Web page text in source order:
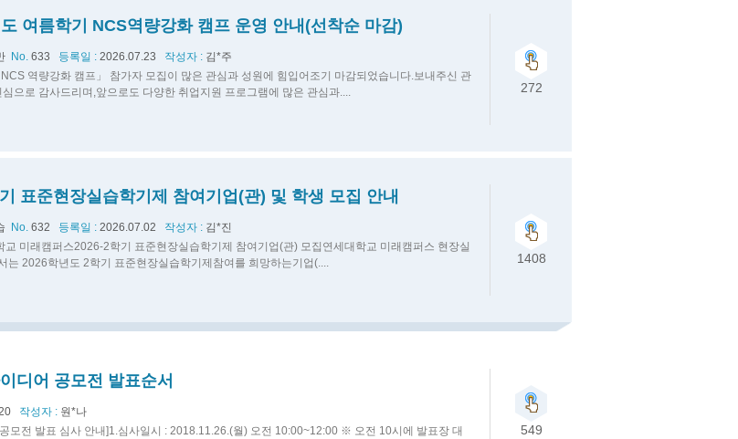
여름학기 NCS역량강화 캠프 운영 안내(선착순 마감)
No. 633 등록일 : 2026.07.23 작성자 : 김*주
NCS 역량강화 캠프」 참가자 모집이 많은 관심과 성원에 힘입어조기 마감되었습니다.보내주신 관
심으로 감사드리며,앞으로도 다양한 취업지원 프로그램에 많은 관심과....
272
표준현장실습학기제 참여기업(관) 및 학생 모집 안내
No. 632 등록일 : 2026.07.02 작성자 : 김*진
교 미래캠퍼스2026-2학기 표준현장실습학기제 참여기업(관) 모집연세대학교 미래캠퍼스 현장실
는 2026학년도 2학기 표준현장실습학기제참여를 희망하는기업(....
1408
디어 공모전 발표순서
작성자 : 원*나
모전 발표 심사 안내]1.심사일시 : 2018.11.26.(월) 오전 10:00~12:00 ※ 오전 10시에 발표장 대
549